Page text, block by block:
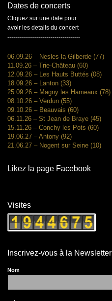
Dates de concerts
Cliquez sur une date pour
avoir les details du concert
-------------------------------------
06.09.26 – Nesles la Gilberde (77)
11.09.26 – Trie-Château (60)
12.09.26 – Les Hauts Buttés (08)
18.09.26 – Lanton (33)
25.09.26 – Magny les Hameaux (78)
08.10.26 – Verdun (55)
09.10.26 – Beauvais (60)
06.11.26 – St Jean de Braye (45)
15.11.26 – Conchy les Pots (60)
19.06.27 – Antony (92)
21.06.27 – Nogent sur Seine (10)
Likez la page Facebook
Visites
Inscrivez-vous à la Newsletter
Nom